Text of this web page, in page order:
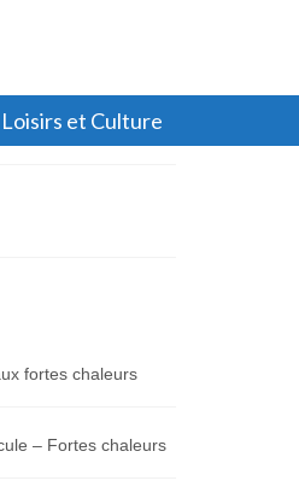
et Culture
fortes chaleurs
– Fortes chaleurs